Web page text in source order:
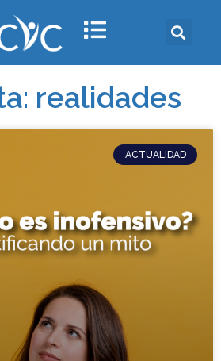
realidades
ACTUALIDAD